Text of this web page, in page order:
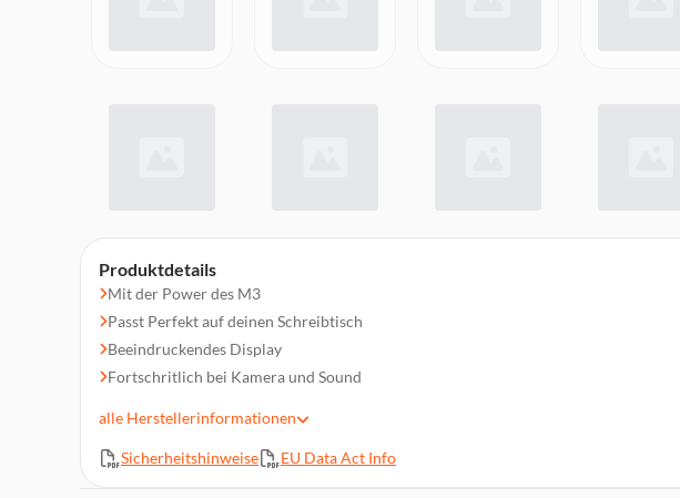
Produktdetails
Mit der Power des M3
Passt Perfekt auf deinen Schreibtisch
Beeindruckendes Display
Fortschritlich bei Kamera und Sound
Funktioniert mit allen Apple Geräten
Magic Zubehör
alle Herstellerinformationen
Sicherheitshinweise EU Data Act Info